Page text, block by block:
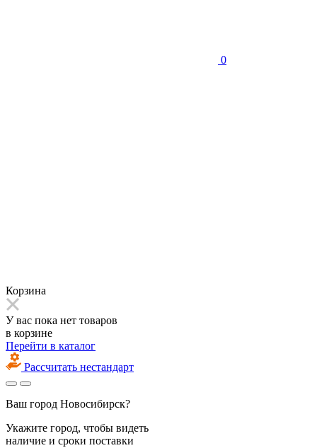
0
Корзина
У вас пока нет товаров
в корзине
Перейти в каталог
Рассчитать нестандарт
Ваш город Новосибирск?
Укажите город, чтобы видеть
наличие и сроки поставки